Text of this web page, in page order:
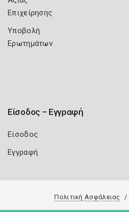
Επιχείρησης
Υποβολή
Ερωτημάτων
Είσοδος – Εγγραφή
Είσοδος
Εγγραφή
Πολιτική Ασφάλειας